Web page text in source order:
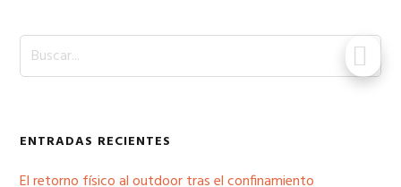
Buscar...
ENTRADAS RECIENTES
El retorno físico al outdoor tras el confinamiento